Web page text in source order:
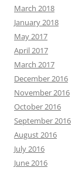
March 2018
January 2018
May 2017
April 2017
March 2017
December 2016
November 2016
October 2016
September 2016
August 2016
July 2016
June 2016